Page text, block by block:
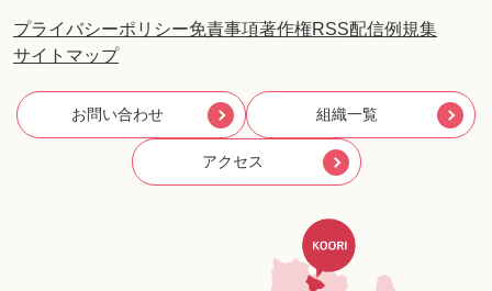
プライバシーポリシー免責事項著作権RSS配信例規集
サイトマップ
お問い合わせ 組織一覧
アクセス